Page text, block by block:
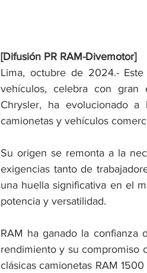
[Difusión PR RAM-Divemotor]
Lima, octubre de 2024.-
vehículos, celebra con gran
Chrysler, ha evolucionado
camionetas y vehículos
Su origen se remonta a la
exigencias tanto de
una huella significativa en el
potencia y versatilidad.
RAM ha ganado la confianza
rendimiento y su compromiso
clásicas camionetas RAM